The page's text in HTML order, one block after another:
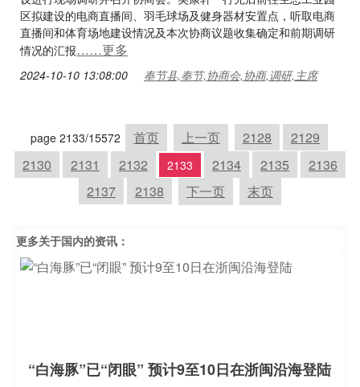
区拟建设的电商直播间、羽毛球场及健身器材安置点，听取电商
直播间和体育场地建设情况及本次协商议题收集确定和前期调研
情况的汇报……更多
2024-10-10 13:08:00 奉节县,奉节,协商会,协商,调研,主席
page 2133/15572 首页 上一页 2128
2129
2130
2131 2132 2133 2134 2135
2136
2137
2138 下一页 末页
更多关于国内的资讯：
“白海豚”已“闭眼” 预计9至10日在浙闽沿海登陆